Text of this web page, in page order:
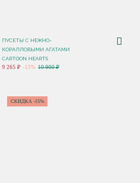
ПУСЕТЫ C НЕЖНО-
КОРАЛЛОВЫМИ АГАТАМИ
CARTOON HEARTS
9 265 ₽ -15% 10 900 ₽
СКИДКА -15%